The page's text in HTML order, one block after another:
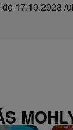
17.10.2023 /